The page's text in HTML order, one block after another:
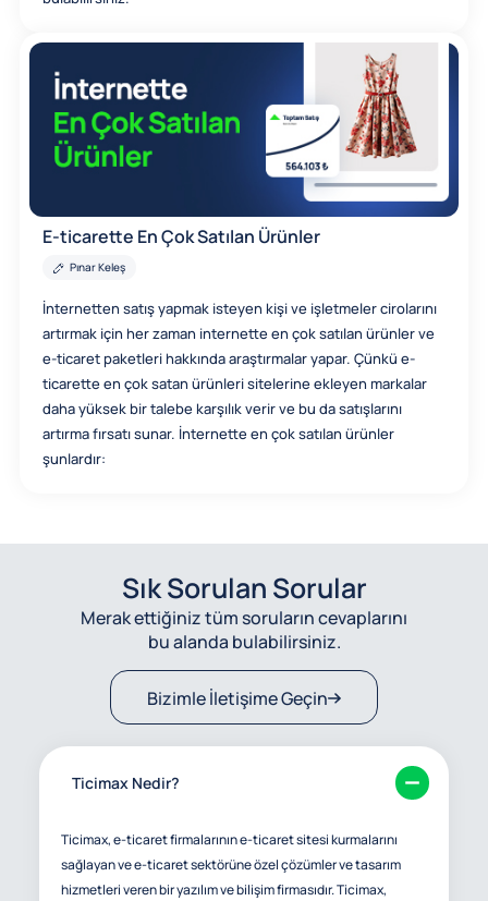
E-ticarette En Çok Satılan Ürünler
Pınar Keleş
İnternetten satış yapmak isteyen kişi ve işletmeler cirolarını
artırmak için her zaman internette en çok satılan ürünler ve
e-ticaret paketleri hakkında araştırmalar yapar. Çünkü e-
ticarette en çok satan ürünleri sitelerine ekleyen markalar
daha yüksek bir talebe karşılık verir ve bu da satışlarını
artırma fırsatı sunar. İnternette en çok satılan ürünler
şunlardır:
Sık Sorulan Sorular
Merak ettiğiniz tüm soruların cevaplarını
bu alanda bulabilirsiniz.
Bizimle İletişime Geçin
Ticimax Nedir?
Ticimax, e-ticaret firmalarının e-ticaret sitesi kurmalarını
sağlayan ve e-ticaret sektörüne özel çözümler ve tasarım
hizmetleri veren bir yazılım ve bilişim firmasıdır. Ticimax,